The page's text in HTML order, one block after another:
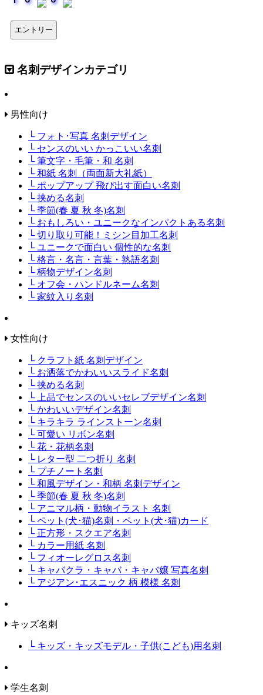
名刺デザインカテゴリ
男性向け
└ フォト･写真 名刺デザイン
└ センスのいい かっこいい名刺
└ 筆文字・毛筆・和 名刺
└ 和紙 名刺（両面新大礼紙）
└ ポップアップ 飛び出す面白い名刺
└ 挟める名刺
└ 季節(春 夏 秋 冬)名刺
└ おもしろい・ユニークなインパクトある名刺
└ 切り取り可能！ミシン目加工名刺
└ ユニークで面白い 個性的な名刺
└ 格言・名言・言葉・熟語名刺
└ 柄物デザイン名刺
└ オフ会・ハンドルネーム名刺
└ 家紋入り名刺
女性向け
└ クラフト紙 名刺デザイン
└ お洒落でかわいいスライド名刺
└ 挟める名刺
└ 上品でセンスのいいセレブデザイン名刺
└ かわいいデザイン名刺
└ キラキラ ラインストーン名刺
└ 可愛い リボン名刺
└ 花・花柄名刺
└ レター型 二つ折り 名刺
└ プチノート名刺
└ 和風デザイン・和柄 名刺デザイン
└ 季節(春 夏 秋 冬)名刺
└ アニマル柄・動物イラスト 名刺
└ ペット(犬･猫)名刺・ペット(犬･猫)カード
└ 正方形・スクエア名刺
└ カラー用紙 名刺
└ フィオーレグロス名刺
└ キャバクラ・キャバ・キャバ嬢 写真名刺
└ アジアン･エスニック 柄 模様 名刺
キッズ名刺
└ キッズ・キッズモデル・子供(こども)用名刺
学生名刺